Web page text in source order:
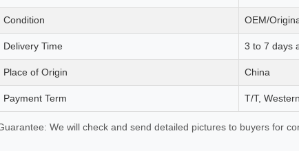
Condition OEM/
Delivery Time 3 to 7 days
Place of Origin China
Payment Term T/T,
We will check and send detailed pictures to buyers for